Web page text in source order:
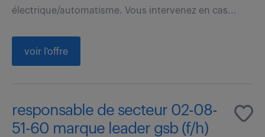
électrique/automatisme. Vous intervenez en cas...
voir l'offre
responsable de secteur 02-08-
51-60 marque leader gsb (f/h)